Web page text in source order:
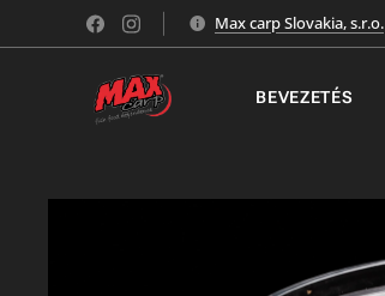
Max carp Slovakia, s.r.o.
BEVEZETÉS